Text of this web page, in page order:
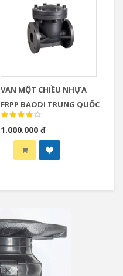
VAN MỘT CHIỀU NHỰA
FRPP BAODI TRUNG QUỐC
1.000.000 đ